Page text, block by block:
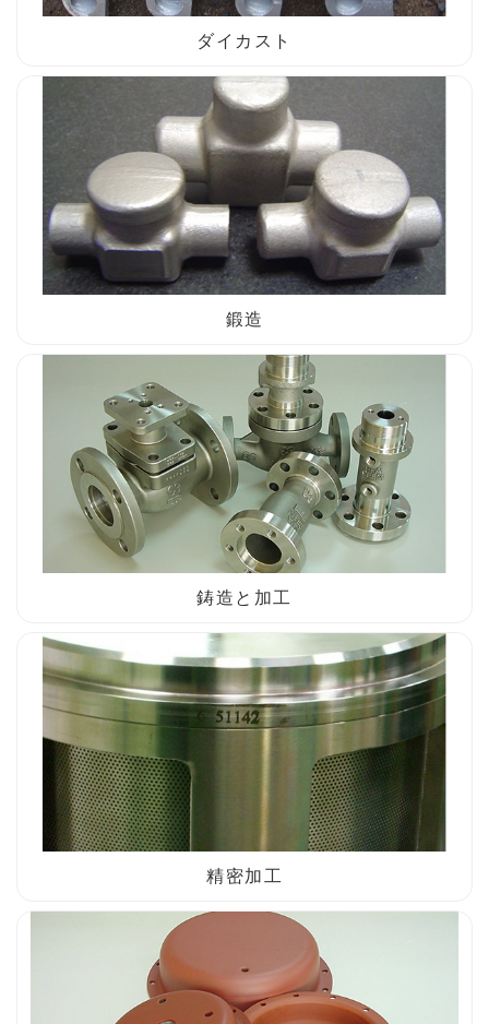
ダイカスト
鍛造
鋳造と加工
精密加工